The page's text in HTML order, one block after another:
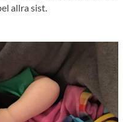
allra sist.